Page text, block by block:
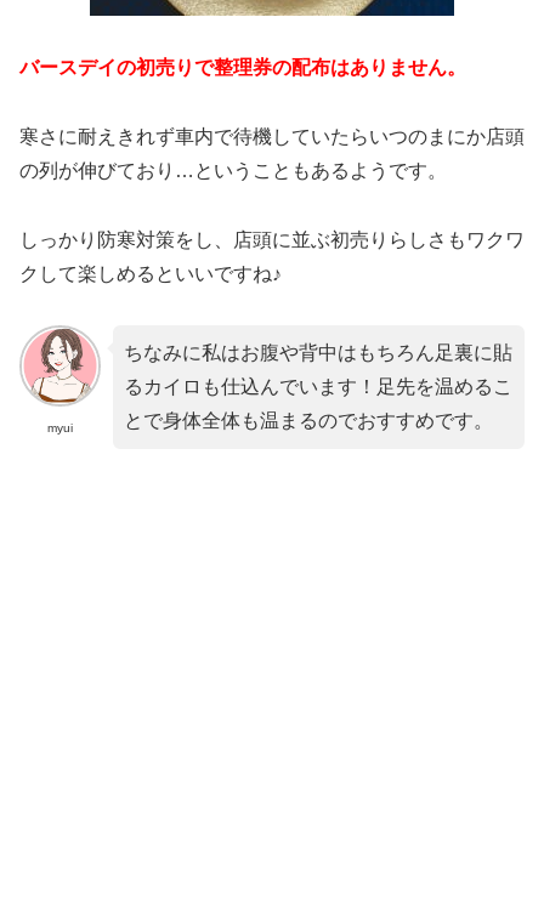
バースデイの初売りで整理券の配布はありません。
寒さに耐えきれず車内で待機していたらいつのまにか店頭
の列が伸びており…ということもあるようです。
しっかり防寒対策をし、店頭に並ぶ初売りらしさもワクワ
クして楽しめるといいですね♪
myui
ちなみに私はお腹や背中はもちろん足裏に貼
るカイロも仕込んでいます！足先を温めるこ
とで身体全体も温まるのでおすすめです。